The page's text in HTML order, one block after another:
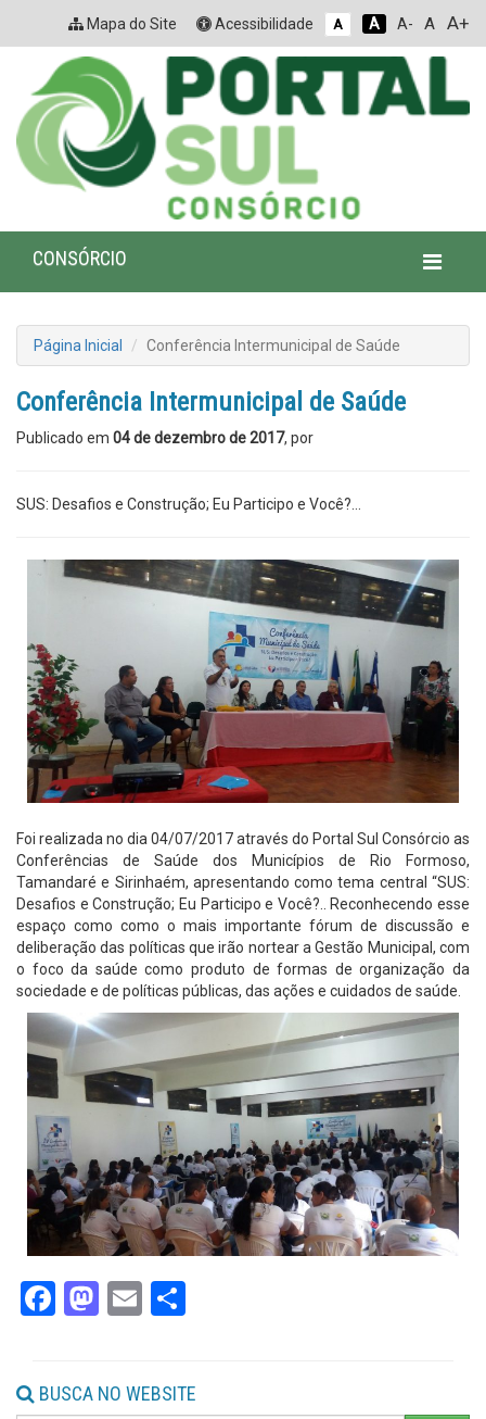
Mapa do Site Acessibilidade A A A- A A+
CONSÓRCIO
Página Inicial Conferência Intermunicipal de Saúde
Conferência Intermunicipal de Saúde
Publicado em 04 de dezembro de 2017, por
SUS: Desafios e Construção; Eu Participo e Você?…
Foi realizada no dia 04/07/2017 através do Portal Sul Consórcio as
Conferências de Saúde dos Municípios de Rio Formoso,
Tamandaré e Sirinhaém, apresentando como tema central “SUS:
Desafios e Construção; Eu Participo e Você?.. Reconhecendo esse
espaço como como o mais importante fórum de discussão e
deliberação das políticas que irão nortear a Gestão Municipal, com
o foco da saúde como produto de formas de organização da
sociedade e de políticas públicas, das ações e cuidados de saúde.
Facebook
Mastodon
Email
BUSCA NO WEBSITE